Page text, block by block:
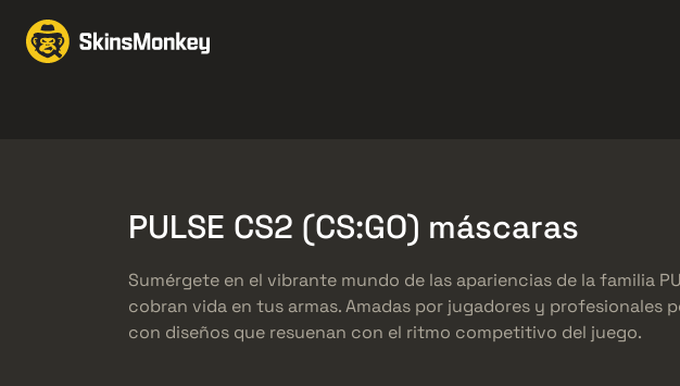
PULSE CS2 (CS:GO) máscaras
Sumérgete en el vibrante mundo de las apariencias de la familia
cobran vida en tus armas. Amadas por jugadores y profesionales
con diseños que resuenan con el ritmo competitivo del juego.